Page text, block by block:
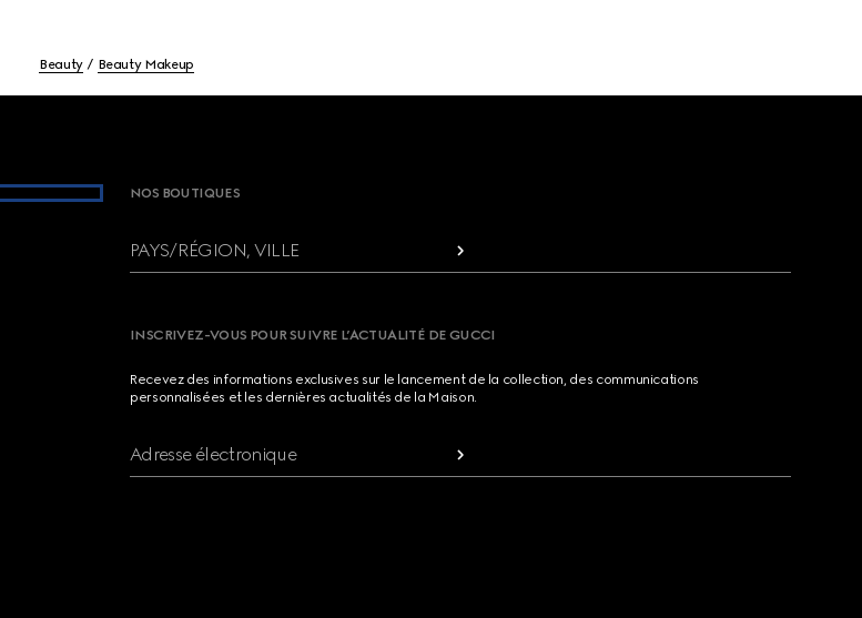
Beauty Beauty Makeup
NOS BOUTIQUES
PAYS/RÉGION, VILLE
INSCRIVEZ-VOUS POUR SUIVRE L’ACTUALITÉ DE GUCCI
Recevez des informations exclusives sur le lancement de la collection, des communications
personnalisées et les dernières actualités de la Maison.
Adresse électronique